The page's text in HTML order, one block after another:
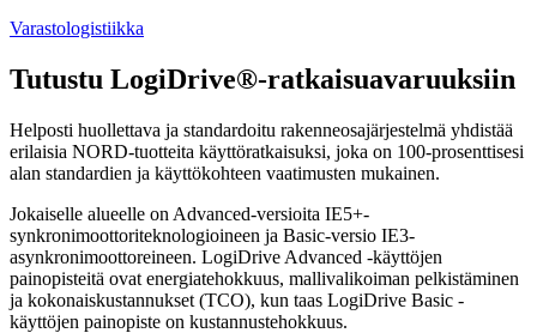
Varastologistiikka
Tutustu LogiDrive®-ratkaisuavaruuksiin
Helposti huollettava ja standardoitu rakenneosajärjestelmä yhdistää
erilaisia NORD-tuotteita käyttöratkaisuksi, joka on 100-prosenttisesi
alan standardien ja käyttökohteen vaatimusten mukainen.
Jokaiselle alueelle on Advanced-versioita IE5+-
synkronimoottoriteknologioineen ja Basic-versio IE3-
asynkronimoottoreineen. LogiDrive Advanced -käyttöjen
painopisteitä ovat energiatehokkuus, mallivalikoiman pelkistäminen
ja kokonaiskustannukset (TCO), kun taas LogiDrive Basic -
käyttöjen painopiste on kustannustehokkuus.